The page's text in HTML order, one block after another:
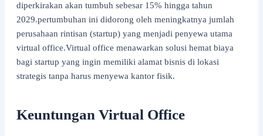
diperkirakan akan tumbuh sebesar 15% hingga tahun
2029.pertumbuhan ini didorong oleh meningkatnya jumlah
perusahaan rintisan (startup) yang menjadi penyewa utama
virtual office.Virtual office menawarkan solusi hemat biaya
bagi startup yang ingin memiliki alamat bisnis di lokasi
strategis tanpa harus menyewa kantor fisik.
Keuntungan Virtual Office